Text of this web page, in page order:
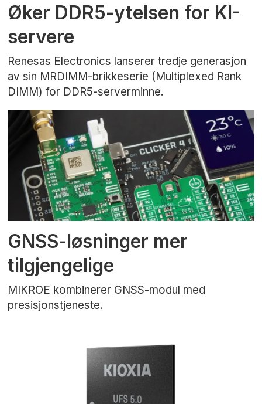
Øker DDR5-ytelsen for KI-
servere
Renesas Electronics lanserer tredje generasjon
av sin MRDIMM-brikkeserie (Multiplexed Rank
DIMM) for DDR5-serverminne.
GNSS-løsninger mer
tilgjengelige
MIKROE kombinerer GNSS-modul med
presisjonstjeneste.